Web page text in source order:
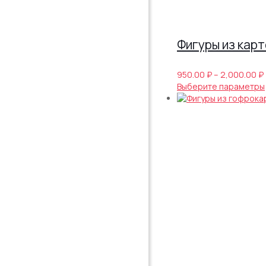
Фигуры из
950.00 ₽– 2,000.00 ₽
Выберите параметры